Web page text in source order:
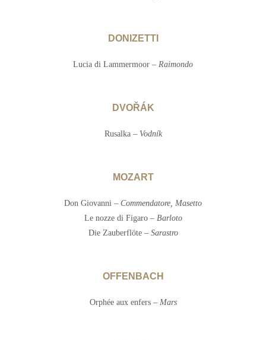
DONIZETTI
Lucia di Lammermoor – Raimondo
DVOŘÁK
Rusalka – Vodník
MOZART
Don Giovanni – Commendatore, Masetto
Le nozze di Figaro – Barloto
Die Zauberflöte – Sarastro
OFFENBACH
Orphée aux enfers – Mars